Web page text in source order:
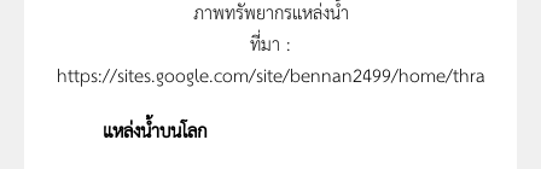
ภาพทรัพยากรแหล่งน้ำ
ที่มา :
https://sites.google.com/site/bennan2499/home/thra
แหล่งน้ำบนโลก